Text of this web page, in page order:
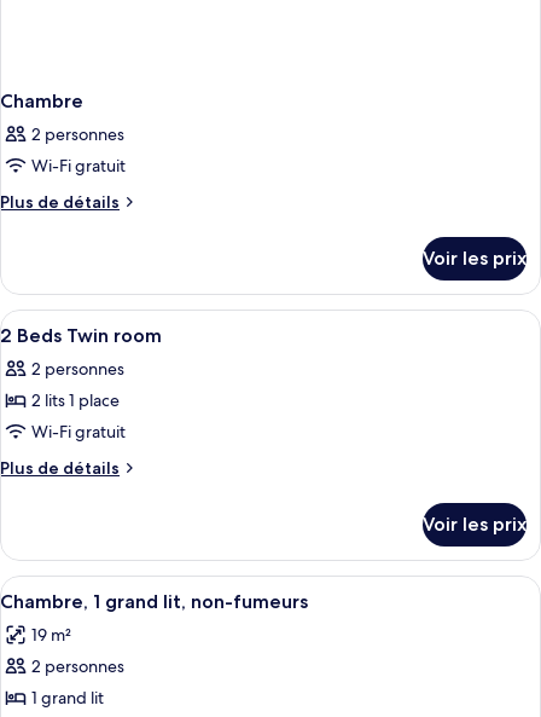
Chambre
2 personnes
Wi-Fi gratuit
Plus de détails
Plus
le
type
de
Chambre
Voir les prix
Afficher
toutes
les
photos
pour
ce
chambre :
2
Beds
Twin
room
Une chambre d’hôtel avec un
4
2 Beds Twin room
2 personnes
2 lits 1 place
Wi-Fi gratuit
Plus de détails
Plus
le
type
de
2
Beds
room
Voir les prix
Afficher
toutes
les
photos
pour
Une chambre d’hôtel avec un
5
Chambre, 1 grand lit, non-fumeurs
19 m²
2 personnes
1 grand lit